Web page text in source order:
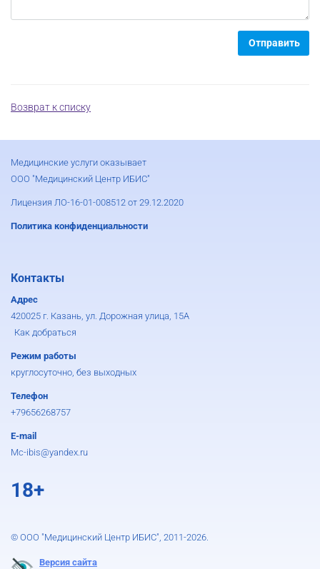
Отправить
Возврат к списку
Медицинские услуги оказывает
ООО "Медицинский Центр ИБИС"
Лицензия ЛО-16-01-008512 от 29.12.2020
Политика конфиденциальности
Контакты
Адрес
420025 г. Казань, ул. Дорожная улица, 15А
Как добраться
Режим работы
круглосуточно, без выходных
Телефон
+79656268757
E-mail
Mc-ibis@yandex.ru
18+
© ООО "Медицинский Центр ИБИС", 2011-2026.
Версия сайта